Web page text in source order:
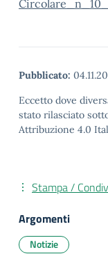
Pubblicato:
Eccetto dove
stato rilasciato
Attribuzione 4.0
Stampa /
Argomenti
Notizie